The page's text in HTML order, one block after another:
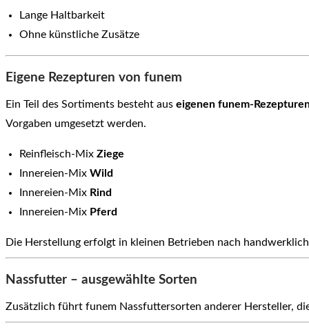
Lange Haltbarkeit
Ohne künstliche Zusätze
Eigene Rezepturen von funem
Ein Teil des Sortiments besteht aus eigenen funem-
Vorgaben umgesetzt werden.
Reinfleisch-Mix Ziege
Innereien-Mix Wild
Innereien-Mix Rind
Innereien-Mix Pferd
Die Herstellung erfolgt in kleinen Betrieben nach
Nassfutter – ausgewählte Sorten
Zusätzlich führt funem Nassfuttersorten anderer Hersteller,